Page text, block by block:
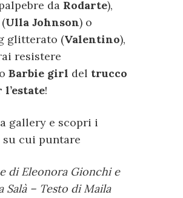
da Rodarte),
Ulla Johnson) o
glitterato (Valentino),
resistere
Barbie girl del trucco
l’estate!
gallery e scopri i
cui puntare
di Eleonora Gionchi e
Salà – Testo di Maila